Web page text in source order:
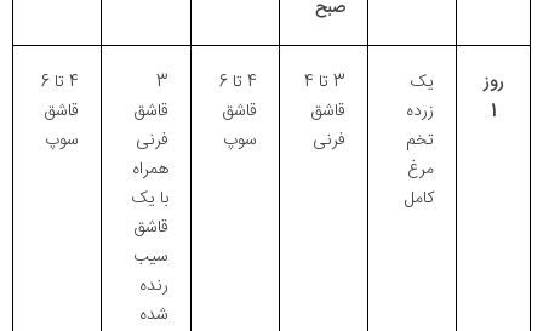
صبح
روز
1
یک
زرده
تخم
مرغ
کامل
3 تا 4
قاشق
فرنی
4 تا 6
قاشق
سوپ
3
قاشق
فرنی
همراه
با یک
قاشق
سیب
رنده
شده
4 تا 6
قاشق
سوپ